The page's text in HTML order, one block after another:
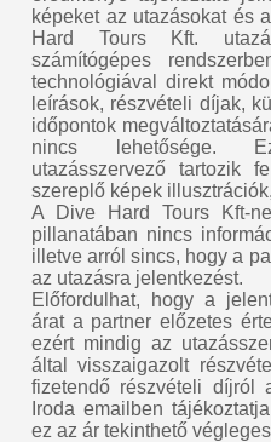
képeket az utazásokat és
Hard Tours Kft.
számítógépes
technológiával direkt
leírások, részvételi díjak,
időpontok
nincs lehetősége.
utazásszervező tartozik
szereplő képek
A Dive Hard Tours Kft-
pillanatában nincs
illetve arról sincs, hogy a
az utazásra jelentkezést.
Előfordulhat, hogy a
árat a partner előzetes
ezért mindig az
által visszaigazolt
fizetendő részvételi díjról
Iroda emailben
ez az ár tekinthető